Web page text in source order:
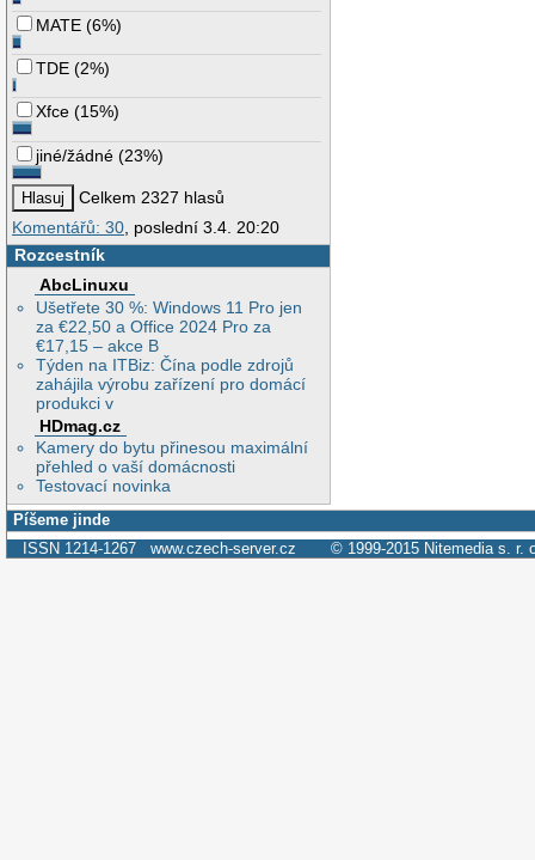
MATE (6%)
TDE (2%)
Xfce (15%)
jiné/žádné (23%)
Celkem 2327 hlasů
Komentářů: 30, poslední 3.4. 20:20
Rozcestník
AbcLinuxu
Ušetřete 30 %: Windows 11 Pro jen
za €22,50 a Office 2024 Pro za
€17,15 – akce B
Týden na ITBiz: Čína podle zdrojů
zahájila výrobu zařízení pro domácí
produkci v
HDmag.cz
Kamery do bytu přinesou maximální
přehled o vaší domácnosti
Testovací novinka
Píšeme jinde
ISSN 1214-1267 www.czech-server.cz © 1999-2015 Nitemedia s. r.